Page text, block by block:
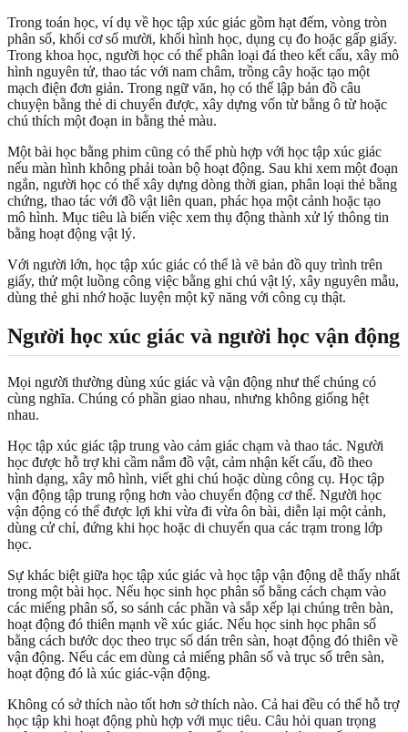
Trong toán học, ví dụ về học tập xúc giác gồm hạt đếm, vòng tròn
phân số, khối cơ số mười, khối hình học, dụng cụ đo hoặc gấp giấy.
Trong khoa học, người học có thể phân loại đá theo kết cấu, xây mô
hình nguyên tử, thao tác với nam châm, trồng cây hoặc tạo một
mạch điện đơn giản. Trong ngữ văn, họ có thể lập bản đồ câu
chuyện bằng thẻ di chuyển được, xây dựng vốn từ bằng ô từ hoặc
chú thích một đoạn in bằng thẻ màu.
Một bài học bằng phim cũng có thể phù hợp với học tập xúc giác
nếu màn hình không phải toàn bộ hoạt động. Sau khi xem một đoạn
ngắn, người học có thể xây dựng dòng thời gian, phân loại thẻ bằng
chứng, thao tác với đồ vật liên quan, phác họa một cảnh hoặc tạo
mô hình. Mục tiêu là biến việc xem thụ động thành xử lý thông tin
bằng hoạt động vật lý.
Với người lớn, học tập xúc giác có thể là vẽ bản đồ quy trình trên
giấy, thử một luồng công việc bằng ghi chú vật lý, xây nguyên mẫu,
dùng thẻ ghi nhớ hoặc luyện một kỹ năng với công cụ thật.
Người học xúc giác và người học vận động
Mọi người thường dùng xúc giác và vận động như thể chúng có
cùng nghĩa. Chúng có phần giao nhau, nhưng không giống hệt
nhau.
Học tập xúc giác tập trung vào cảm giác chạm và thao tác. Người
học được hỗ trợ khi cầm nắm đồ vật, cảm nhận kết cấu, đồ theo
hình dạng, xây mô hình, viết ghi chú hoặc dùng công cụ. Học tập
vận động tập trung rộng hơn vào chuyển động cơ thể. Người học
vận động có thể được lợi khi vừa đi vừa ôn bài, diễn lại một cảnh,
dùng cử chỉ, đứng khi học hoặc di chuyển qua các trạm trong lớp
học.
Sự khác biệt giữa học tập xúc giác và học tập vận động dễ thấy nhất
trong một bài học. Nếu học sinh học phân số bằng cách chạm vào
các miếng phân số, so sánh các phần và sắp xếp lại chúng trên bàn,
hoạt động đó thiên mạnh về xúc giác. Nếu học sinh học phân số
bằng cách bước dọc theo trục số dán trên sàn, hoạt động đó thiên về
vận động. Nếu các em dùng cả miếng phân số và trục số trên sàn,
hoạt động đó là xúc giác-vận động.
Không có sở thích nào tốt hơn sở thích nào. Cả hai đều có thể hỗ trợ
học tập khi hoạt động phù hợp với mục tiêu. Câu hỏi quan trọng